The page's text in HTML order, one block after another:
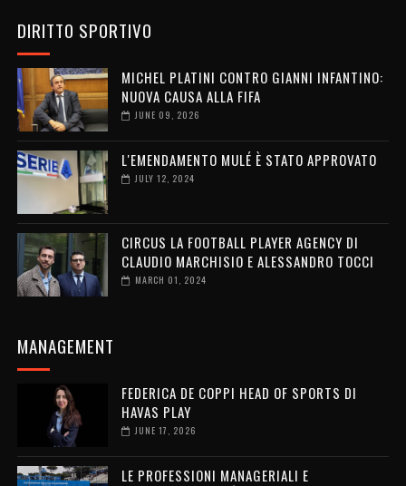
DIRITTO SPORTIVO
MICHEL PLATINI CONTRO GIANNI INFANTINO:
NUOVA CAUSA ALLA FIFA
JUNE 09, 2026
L'EMENDAMENTO MULÉ È STATO APPROVATO
JULY 12, 2024
CIRCUS LA FOOTBALL PLAYER AGENCY DI
CLAUDIO MARCHISIO E ALESSANDRO TOCCI
MARCH 01, 2024
MANAGEMENT
FEDERICA DE COPPI HEAD OF SPORTS DI
HAVAS PLAY
JUNE 17, 2026
LE PROFESSIONI MANAGERIALI E